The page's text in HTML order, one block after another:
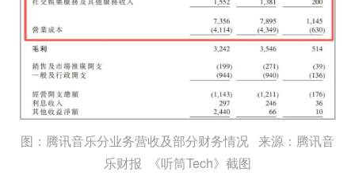
图：腾讯音乐分业务营收及部分财务情况 来源：腾讯音
乐财报 《听筒Tech》截图